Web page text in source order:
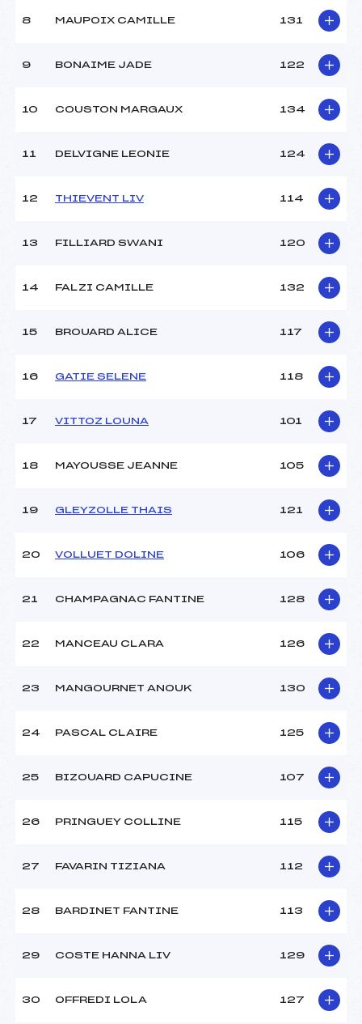
8 MAUPOIX CAMILLE 131
9 BONAIME JADE 122
10 COUSTON MARGAUX 134
11 DELVIGNE LEONIE 124
12 THIEVENT LIV 114
13 FILLIARD SWANI 120
14 FALZI CAMILLE 132
15 BROUARD ALICE 117
16 GATIE SELENE 118
17 VITTOZ LOUNA 101
18 MAYOUSSE JEANNE 105
19 GLEYZOLLE THAIS 121
20 VOLLUET DOLINE 106
21 CHAMPAGNAC FANTINE 128
22 MANCEAU CLARA 126
23 MANGOURNET ANOUK 130
24 PASCAL CLAIRE 125
25 BIZOUARD CAPUCINE 107
26 PRINGUEY COLLINE 115
27 FAVARIN TIZIANA 112
28 BARDINET FANTINE 113
29 COSTE HANNA LIV 129
30 OFFREDI LOLA 127